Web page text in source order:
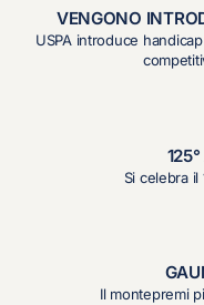
VENGONO
USPA introduce
Si celebra il
Il montepremi